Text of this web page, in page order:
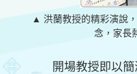
▲ 洪蘭教授的精彩演說
念，家長
開場教授即以簡